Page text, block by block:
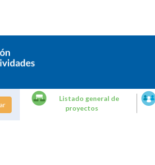
Listado general de
proyectos